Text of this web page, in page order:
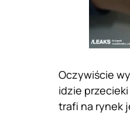
Oczywiście
idzie
trafi na rynek